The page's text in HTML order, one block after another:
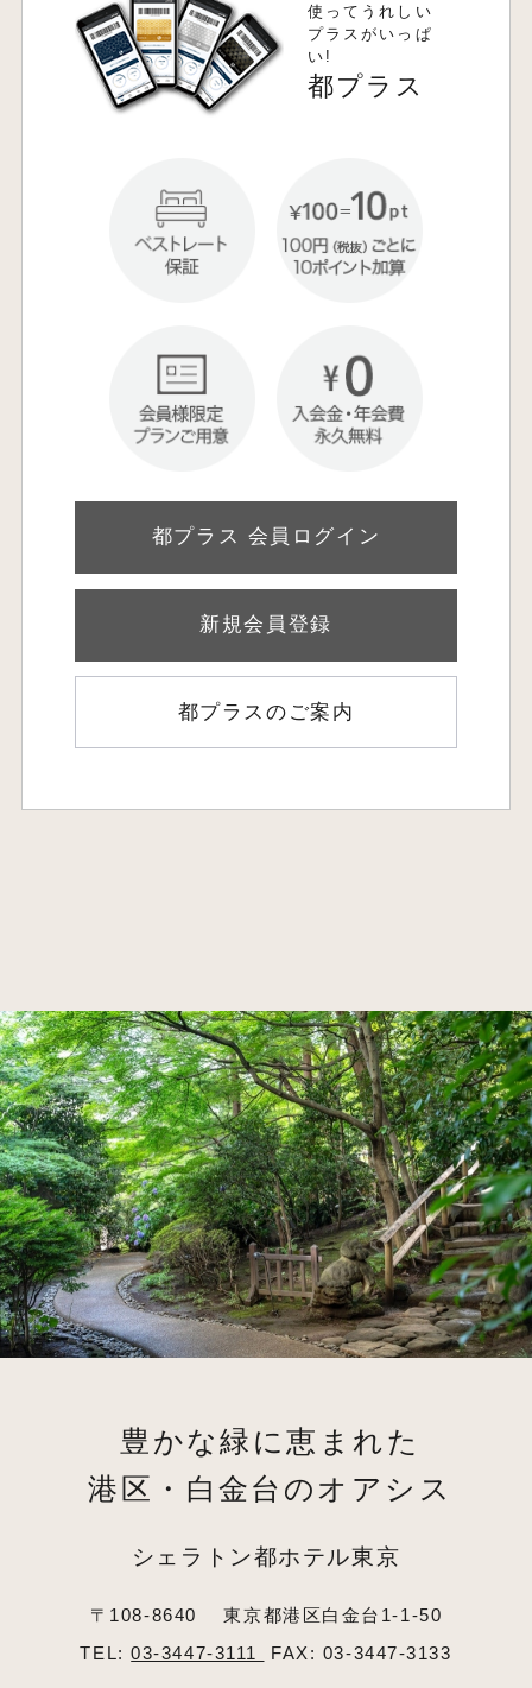
使ってうれしい
プラスがいっぱ
い!
都プラス
都プラス 会員ログイン
新規会員登録
都プラスのご案内
豊かな緑に恵まれた
港区・白金台のオアシス
シェラトン都ホテル東京
〒108-8640
東京都港区白金台1-1-50
TEL:03-3447-3111 FAX: 03-3447-3133